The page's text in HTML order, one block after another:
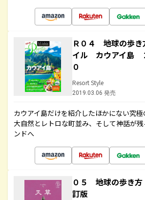
Ｒ０４ 地球の歩
イル カウアイ島
０
Resort Style
2019.03.06 発売
カウアイ島だけを紹介したほかにない究
大自然とレトロな町並み、そして神話が
ンドへ
０５ 地球の歩き
訂版